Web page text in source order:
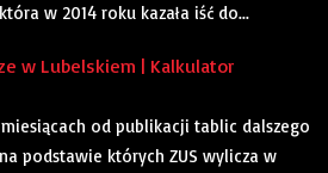
w 2014 roku kazała iść do...
w Lubelskiem | Kalkulator
od publikacji tablic dalszego
podstawie których ZUS wylicza w